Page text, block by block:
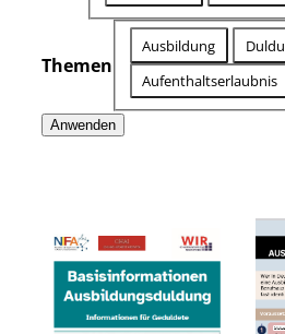
Themen
Schlagwort
Ausbildung
Aufenthaltserlaubnis
Anwenden